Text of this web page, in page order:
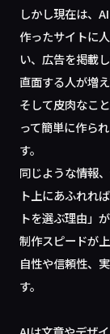
しかし現在は、
作ったサイトに
い、広告を掲載
直面する人が増え
そして皮肉なこ
って簡単に作ら
す。
同じような情報
ト上にあふれれ
トを選ぶ理由」
制作スピードが
自性や信頼性、
す。